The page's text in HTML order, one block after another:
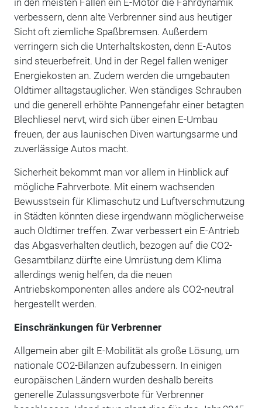
verbessern, denn alte Verbrenner sind aus heutiger
Sicht oft ziemliche Spaßbremsen. Außerdem
verringern sich die Unterhaltskosten, denn E-Autos
sind steuerbefreit. Und in der Regel fallen weniger
Energiekosten an. Zudem werden die umgebauten
Oldtimer alltagstauglicher. Wen ständiges Schrauben
und die generell erhöhte Pannengefahr einer betagten
Blechliesel nervt, wird sich über einen E-Umbau
freuen, der aus launischen Diven wartungsarme und
zuverlässige Autos macht.
Sicherheit bekommt man vor allem in Hinblick auf
mögliche Fahrverbote. Mit einem wachsenden
Bewusstsein für Klimaschutz und Luftverschmutzung
in Städten könnten diese irgendwann möglicherweise
auch Oldtimer treffen. Zwar verbessert ein E-Antrieb
das Abgasverhalten deutlich, bezogen auf die CO2-
Gesamtbilanz dürfte eine Umrüstung dem Klima
allerdings wenig helfen, da die neuen
Antriebskomponenten alles andere als CO2-neutral
hergestellt werden.
Einschränkungen für Verbrenner
Allgemein aber gilt E-Mobilität als große Lösung, um
nationale CO2-Bilanzen aufzubessern. In einigen
europäischen Ländern wurden deshalb bereits
generelle Zulassungsverbote für Verbrenner